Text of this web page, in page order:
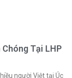
Tại LHP
người Việt tại Úc